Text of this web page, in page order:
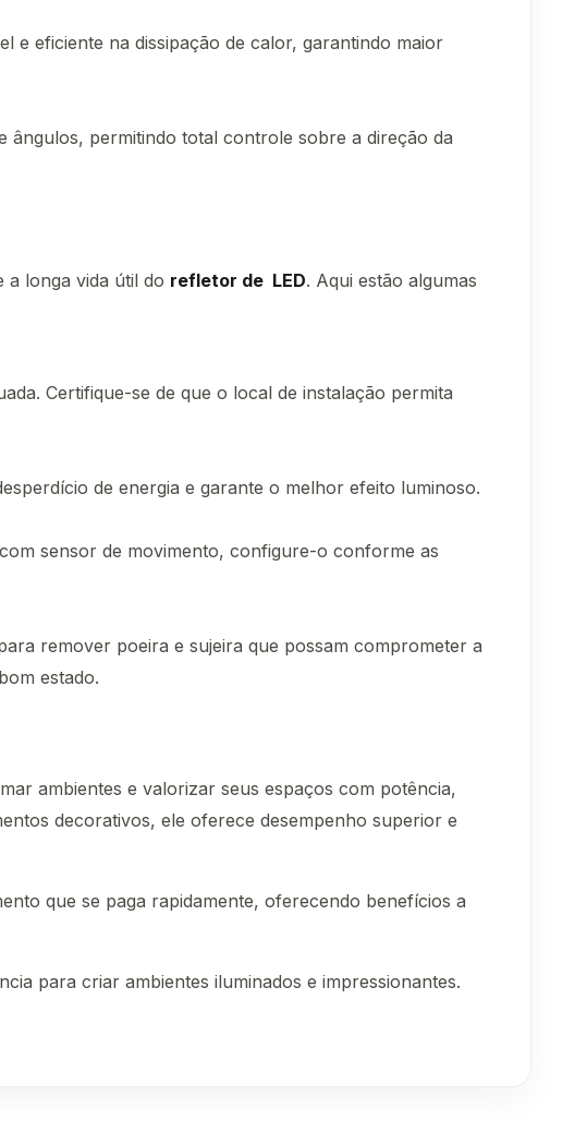
e eficiente na dissipação de calor, garantindo maior
ângulos, permitindo total controle sobre a direção da
a longa vida útil do refletor de LED. Aqui estão algumas
Certifique-se de que o local de instalação permita
de energia e garante o melhor efeito luminoso.
sensor de movimento, configure-o conforme as
remover poeira e sujeira que possam comprometer a
estado.
ambientes e valorizar seus espaços com potência,
decorativos, ele oferece desempenho superior e
que se paga rapidamente, oferecendo benefícios a
para criar ambientes iluminados e impressionantes.